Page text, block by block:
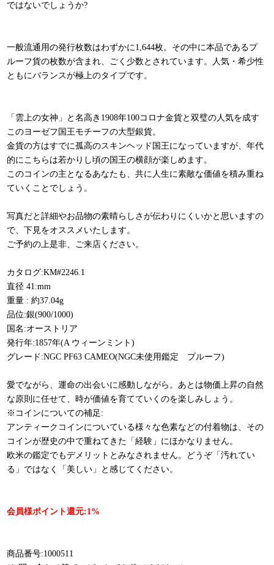
ではないでしょうか?
一般流通用の発行枚数はわずかに1,644枚。その中に本品であるプ
ルーフ貨の枚数が含まれ、ごく少数とされています。人気・希少性
ともにバランスが極上のタイプです。
「雲上の女神」と名高き1908年100コロナ金貨と双璧の人気を成す
このヨーゼフ国王モチーフの大型銀貨。
金貨の方はすでに孤高のスキンヘッド国王になっていますが、年代
的にこちらは若かりし頃の国王の横顔が楽しめます。
このコインの主となるあなたも、共に人生に素敵な価値を積み重ね
ていくことでしょう。
写真だと詳細やお品物の素晴らしさが伝わりにくいかと思いますの
で、下見をオススメいたします。
ご予約の上是非、ご来店ください。
カタログ:KM#2246.1
直径 41:mm
重量 : 約37.04g
品位:銀(900/1000)
国名:オーストリア
発行年:1857年(A ウィーンミント)
グレード:NGC PF63 CAMEO(NGC未使用鑑定 プルーフ)
愛でながら、運命の出会いに感動しながら。あとは物価上昇の自然
な原則に任せて、時が価値を育てていくのを楽しみしょう。
※コインについての補足:
アンティークコインについている様々な色素などの付着物は、その
コインが歴史の中で重ねてきた「経験」にほかなりません。
欧米の鑑定でもデメリットとみなされません。どうぞ「汚れてい
る」ではなく「美しい」と感じてください。
会員様ポイント還元:1%
商品番号:1000511